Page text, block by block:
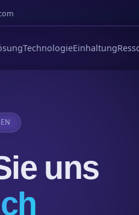
TechnologieEinhaltung
uns